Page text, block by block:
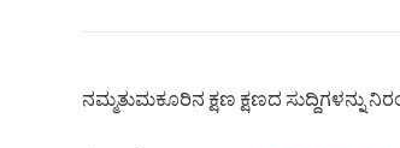
ನಮ್ಮತುಮಕೂರಿನ ಕ್ಷಣ ಕ್ಷಣದ ಸುದ್ದಿಗಳನ್ನು